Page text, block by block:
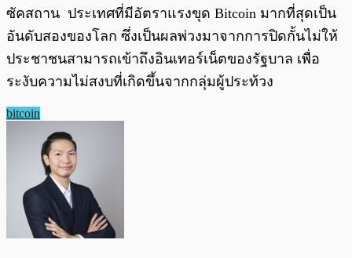
ซัคสถาน ประเทศที่มีอัตราแรงขุด Bitcoin มากที่สุดเป็น
อันดับสองของโลก ซึ่งเป็นผลพ่วงมาจากการปิดกั้นไม่ให้
ประชาชนสามารถเข้าถึงอินเทอร์เน็ตของรัฐบาล เพื่อ
ระงับความไม่สงบที่เกิดขึ้นจากกลุ่มผู้ประท้วง
bitcoin